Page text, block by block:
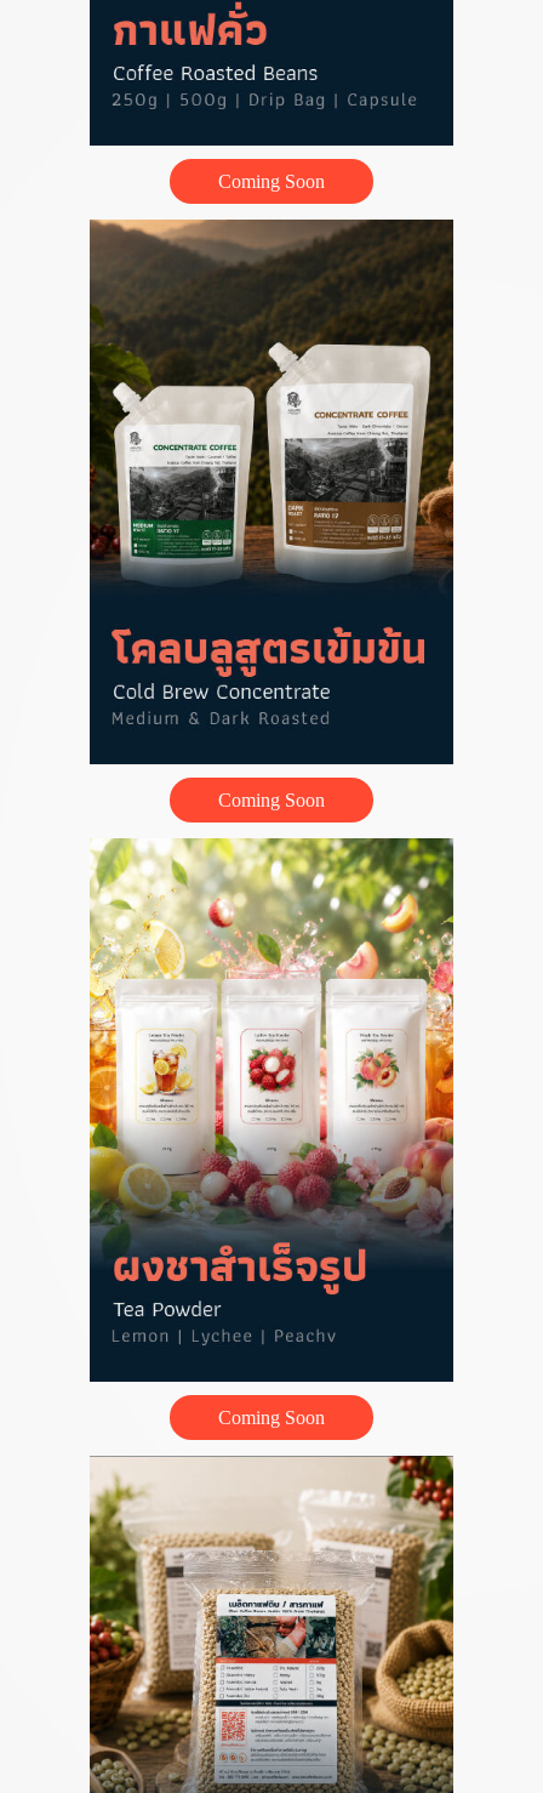
Coming Soon
Coming Soon
Coming Soon